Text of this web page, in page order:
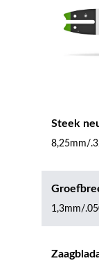
Steek
8,25mm/
1,3mm/